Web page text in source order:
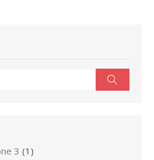
kiếm
3 1 1